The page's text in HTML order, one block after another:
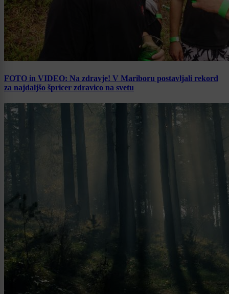
FOTO in VIDEO: Na zdravje! V Mariboru postavljali rekord
za najdaljšo špricer zdravico na svetu